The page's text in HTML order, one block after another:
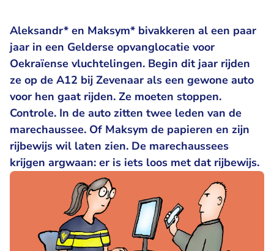
Aleksandr* en Maksym* bivakkeren al een paar
jaar in een Gelderse opvanglocatie voor
Oekraïense vluchtelingen. Begin dit jaar rijden
ze op de A12 bij Zevenaar als een gewone auto
voor hen gaat rijden. Ze moeten stoppen.
Controle. In de auto zitten twee leden van de
marechaussee. Of Maksym de papieren en zijn
rijbewijs wil laten zien. De marechaussees
krijgen argwaan: er is iets loos met dat rijbewijs.